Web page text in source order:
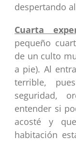
despertando
Cuarta
pequeño
de un culto
a pie). Al
terrible,
seguridad,
entender si
acosté y
habitación